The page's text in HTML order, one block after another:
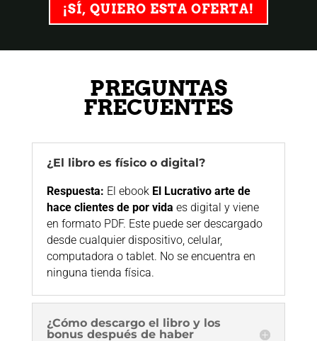
¡SÍ, QUIERO ESTA OFERTA!
PREGUNTAS
FRECUENTES
¿El libro es físico o digital?
Respuesta: El ebook El Lucrativo arte de
hace clientes de por vida es digital y viene
en formato PDF. Este puede ser descargado
desde cualquier dispositivo, celular,
computadora o tablet. No se encuentra en
ninguna tienda física.
¿Cómo descargo el libro y los
bonus después de haber